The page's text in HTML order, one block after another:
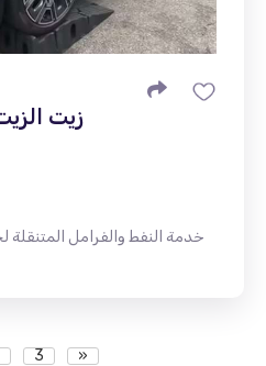
زيت
خدمة النفط والفرامل
3 »